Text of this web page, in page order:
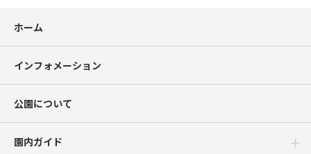
ホーム
インフォメーション
公園について
園内ガイド